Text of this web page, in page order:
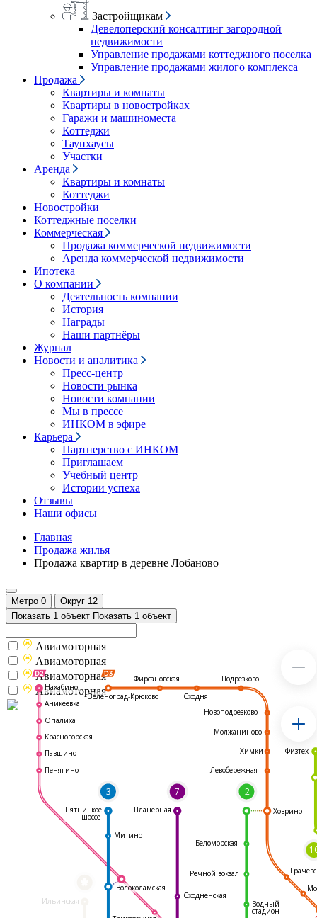
Застройщикам
Девелоперский консалтинг загородной
недвижимости
Управление продажами коттеджного поселка
Управление продажами жилого комплекса
Продажа
Квартиры и комнаты
Квартиры в новостройках
Гаражи и машиноместа
Коттеджи
Таунхаусы
Участки
Аренда
Квартиры и комнаты
Коттеджи
Новостройки
Коттеджные поселки
Коммерческая
Продажа коммерческой недвижимости
Аренда коммерческой недвижимости
Ипотека
О компании
Деятельность компании
История
Награды
Наши партнёры
Журнал
Новости и аналитика
Пресс-центр
Новости рынка
Новости компании
Мы в прессе
ИНКОМ в эфире
Карьера
Партнерство с ИНКОМ
Приглашаем
Учебный центр
Истории успеха
Отзывы
Наши офисы
Главная
Продажа жилья
Продажа квартир в деревне Лобаново
Метро 0 Округ 12
Показать 1 объект Показать 1 объект
Ильинская
3 7 2
Фирсановская
Сходня
Подрезково
Новоподрезково
Молжаниново
Химки
Левобережная
Ховрино
Водный
стадион
Сходненская
Волоколамская
Митино
Нахабино
Аникеевка
Опалиха
Красногорская
Павшино
Пенягино
Пятницкое
шоссе
Планерная
Физтех
Речной вокзал
Беломорская
Зеленоград-Крюково
Авиамоторная
Авиамоторная
Авиамоторная
Авиамоторная